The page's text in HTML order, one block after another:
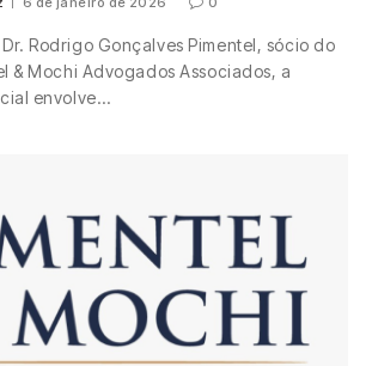
Rodrigo Gonçalves Pimentel, sócio do
& Mochi Advogados Associados, a
envolve…